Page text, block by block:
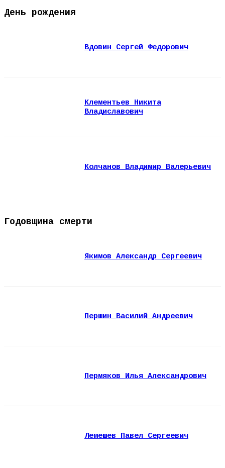
День рождения
Вдовин Сергей Федорович
Клементьев Никита
Владиславович
Колчанов Владимир Валерьевич
Годовщина смерти
Якимов Александр Сергеевич
Першин Василий Андреевич
Пермяков Илья Александрович
Лемешев Павел Сергеевич